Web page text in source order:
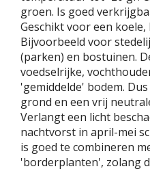
groen. Is goed
Geschikt voor een
Bijvoorbeeld voor
(parken) en bostuinen.
voedselrijke,
'gemiddelde' bodem.
grond en een vrij
Verlangt een licht
nachtvorst in april-mei
is goed te combineren
'borderplanten', zolang